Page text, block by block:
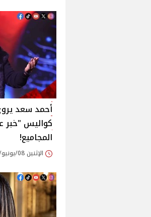
أحمد سعد
كواليس
المجاميع!
الإثنين 08/يونيو/2026 - 01:25 م